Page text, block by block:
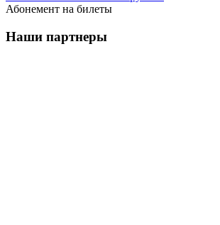
Абонемент на билеты
Наши партнеры